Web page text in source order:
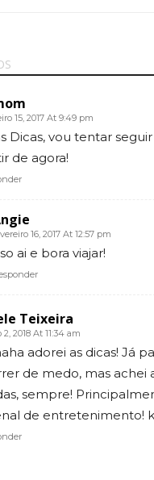
15, 2017 At 9:49 pm
Dicas, vou tentar seguir
de agora!
16, 2017 At 12:57 pm
ai e bora viajar!
Teixeira
2018 At 11:34 am
adorei as dicas! Já
de medo, mas achei
sempre!
de entretenimento!